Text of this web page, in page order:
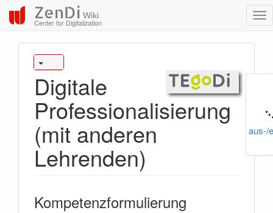
ZenDi Wiki
Center for Digitalization
aus-/
Digitale
Professionalisierung
(mit anderen
Lehrenden)
Kompetenzformulierung